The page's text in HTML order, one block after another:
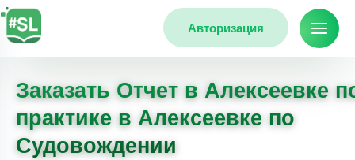
Авторизация
Заказать Отчет в Алексеевке
практике в Алексеевке по
Судовождении